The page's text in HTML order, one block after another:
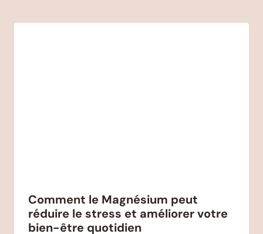
Comment le Magnésium peut
réduire le stress et améliorer votre
bien-être quotidien